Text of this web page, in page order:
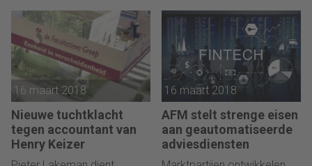
Linda de Mol en ook
verschillende Nederlandse
top dj’s tot zijn clientèle mag
rekenen, wordt verdacht van
grootschalige
belastingfraude.
het bedrijf maar de stichting
administratiekantoor (STAK)
kocht deze van hem. Een
accountant moest
onderzoek doen naar de
transactie, maar zag zijn rol
volgens de klager veel te
beperkt.
16 maart 2018
Nieuwe tuchtklacht
tegen accountant van
Henry Keizer
16 maart 2018
AFM stelt strenge eisen
aan geautomatiseerde
adviesdiensten